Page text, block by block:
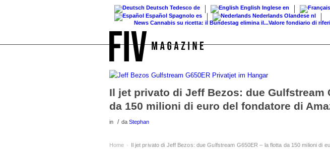
Deutsch Tedesco de English Inglese en
Español Spagnolo es Nederlands Olandese nl
News
Cannabis su ricetta: il Bundestag elimina il...Valore fondiario di
Il jet privato di Jeff Bezos: due Gulfstream
da 150 milioni di euro del fondatore di
in / da Stephan
Home › Il jet privato di Jeff Bezos: due Gulfstream G650ER – la flotta da 150 milioni di